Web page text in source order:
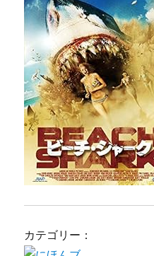
カテゴリー：